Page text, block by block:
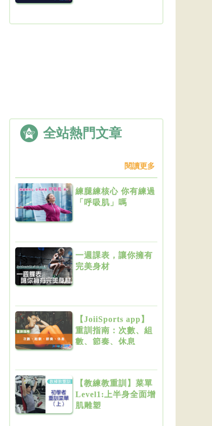
全站熱門文章
閱讀更多
練腿練核心 你有練過
「呼吸肌」嗎
一週課表，讓你擁有
完美身材
【JoiiSports app】
重訓指南：次數、組
數、節奏、休息
【教練教重訓】菜單
Level1:上半身全面增
肌雕塑